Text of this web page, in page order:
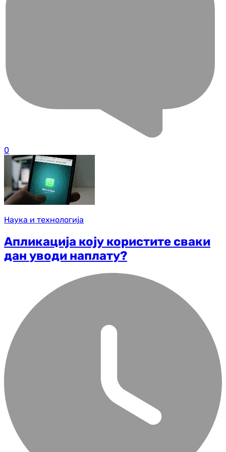
0
Наука и технологија
Апликација коју користите сваки
дан уводи наплату?